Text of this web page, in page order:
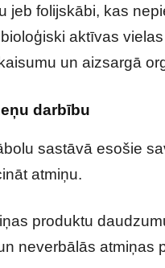
jeb folijskābi, kas
aktīvas
un aizsargā
darbību
sastāvā esošie
atmiņu.
produktu
neverbālās atmiņas